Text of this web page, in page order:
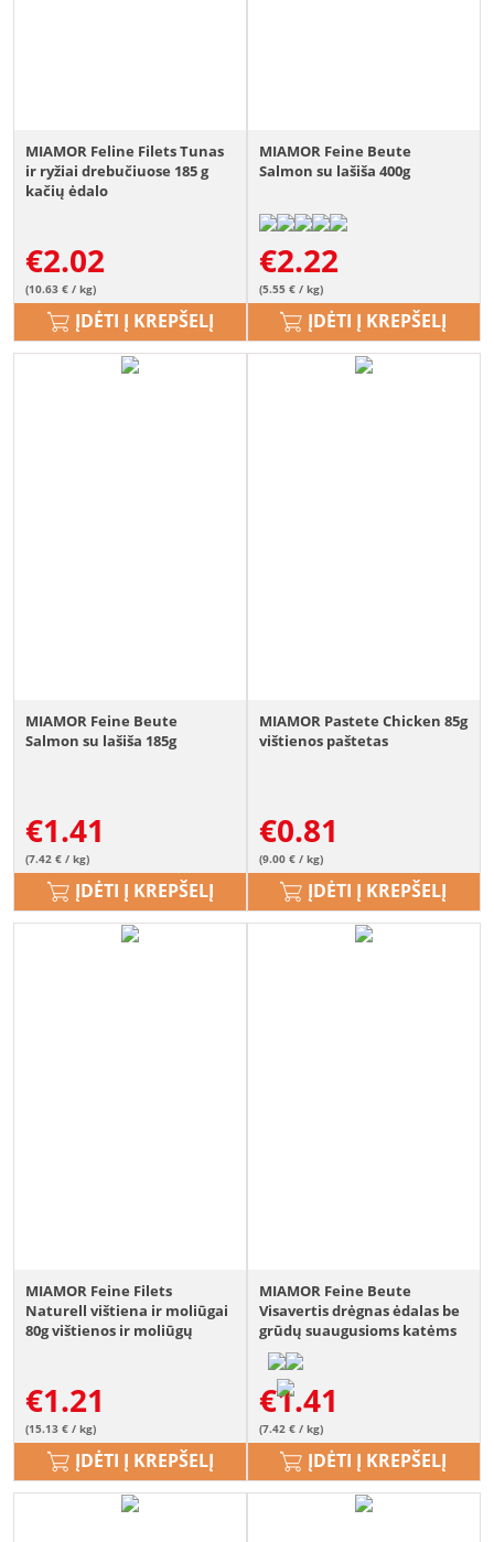
MIAMOR Feline Filets Tunas
ir ryžiai drebučiuose 185 g
kačių ėdalo
€2.02
(10.63 € / kg)
ĮDĖTI Į KREPŠELĮ
MIAMOR Feine Beute
Salmon su lašiša 400g
€2.22
(5.55 € / kg)
ĮDĖTI Į KREPŠELĮ
MIAMOR Feine Beute
Salmon su lašiša 185g
€1.41
(7.42 € / kg)
ĮDĖTI Į KREPŠELĮ
MIAMOR Pastete Chicken 85g
vištienos paštetas
€0.81
(9.00 € / kg)
ĮDĖTI Į KREPŠELĮ
MIAMOR Feine Filets
Naturell vištiena ir moliūgai
80g vištienos ir moliūgų
€1.21
(15.13 € / kg)
ĮDĖTI Į KREPŠELĮ
MIAMOR Feine Beute
Visavertis drėgnas ėdalas be
grūdų suaugusioms katėms
su jautiena 185g
€1.41
(7.42 € / kg)
ĮDĖTI Į KREPŠELĮ